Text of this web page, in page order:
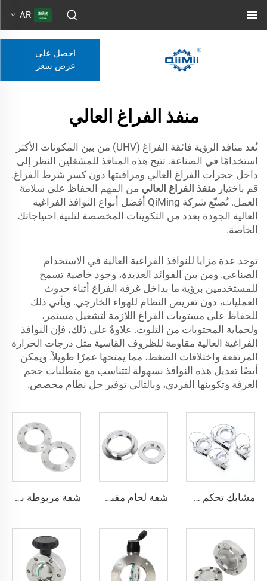
AR
احصل على
عرض سعر
منفذ الفراغ العالي
تُعد منافذ الرؤية فائقة الفراغ (UHV) من بين المكونات الأكثر
استخدامًا في الصناعة. تتيح هذه المنافذ للمشغلين النظر إلى
داخل حجرات الفراغ العالي ومراقبتها دون كسر شرط الفراغ.
قم باختيار منفذ الفراغ العالي من المهم الحفاظ على سلامة
العمل. تُصنّع شركة QiMing أفضل أنواع النوافذ الفراغية
العالية الجودة بعدد من التكوينات المخصصة لتلبية احتياجاتك
الخاصة.
توجد عدة مزايا للنوافذ الفراغية العالية في الاستخدام
الصناعي. ومن بين الفوائد العديدة، وجود خاصية تسمح
للمستخدمين برؤية ما بداخل غرفة الفراغ أثناء حدوث
العمليات، دون تعريض النظام للهواء الخارجي. ويأتي ذلك
للحفاظ على مستويات الفراغ اللازمة لتشغيل مستمر،
ولحماية المحتويات من التلوث. علاوةً على ذلك، فإن النوافذ
الفراغية العالية مقاومة للظروف القاسية مثل درجات الحرارة
المرتفعة واختلافات الضغط، مما يمنحها عمرًا طويلاً. ويمكن
أيضًا تعديل هذه النوافذ بسهولة لتتناسب مع متطلبات حجم
الغرفة وتكوينها الفردي، وبالتالي توفير حل نظام مخصص.
مشابك تحكم سريعة من الألومنيوم، حبل فراغي KF/NW مع إزالة تعمل بالزنبرك، تجهيزات مواسير KF16-KF50، مشابك تحكم سريعة عالية الجودة NW16/NW25/NW40/NW50 شفة لحام مقبس SS304 /316L، شفة سريعة NW/KF، من الفولاذ المقاوم للصدأ KF10-KF63، تركيبات فراغية عالية الجودة NW10-NW63 شفة مربوطة ببراغي حسب معيار ISO-F، من الفولاذ المقاوم للصدأ، مقاسات ISO63-ISO500، شفة فارغة لفراغ عالٍ، قطع توصيل فراغية CNC من الفولاذ SS304 وSS316L للمجال أشباع